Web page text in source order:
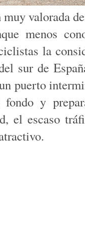
muy valorada
menos
la
sur de
puerto
fondo y
el escaso